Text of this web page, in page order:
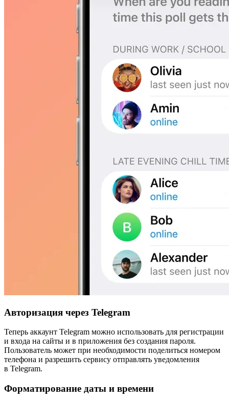
Авторизация через Telegram
Теперь аккаунт Telegram можно использовать для регистрации
и входа на сайты и в приложения без создания пароля.
Пользователь может при необходимости поделиться номером
телефона и разрешить сервису отправлять уведомления
в Telegram.
Форматирование даты и времени